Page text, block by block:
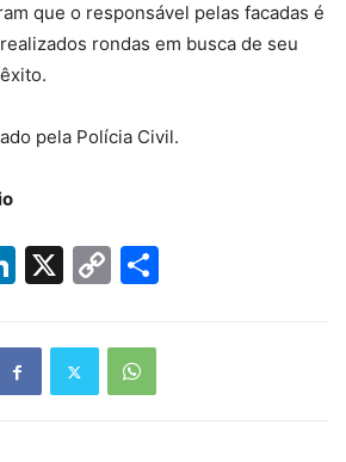
que o responsável pelas facadas é
rondas em busca de seu
pela Polícia Civil.
LinkedIn
X
Copy